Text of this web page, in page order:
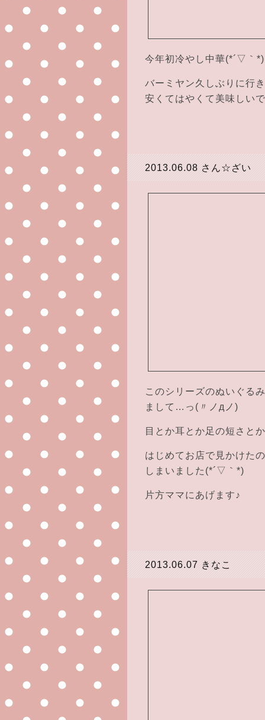
今年初冷やし中華(*´▽｀*)
バーミヤン久しぶりに行
安くてはやくて美味しい
2013.06.08 さん☆ざい
このシリーズのぬいぐる
まして…っ(〃ノдノ)
目とか耳とか足の短さと
はじめてお店で見かけた
しまいました(*´▽｀*)
片方ママにあげます♪
2013.06.07 きなこ